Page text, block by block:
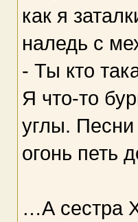
как я
наледь с
- Ты кто
Я что-то
углы.
огонь петь
…А сестра